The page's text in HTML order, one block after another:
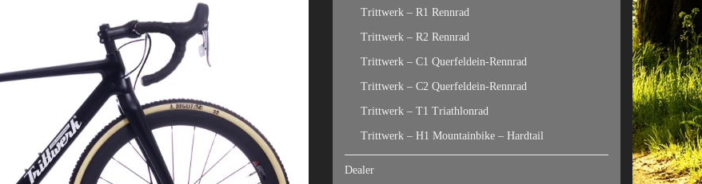
Trittwerk – R1 Rennrad
Trittwerk – R2 Rennrad
Trittwerk – C1 Querfeldein-Rennrad
Trittwerk – C2 Querfeldein-Rennrad
Trittwerk – T1 Triathlonrad
Trittwerk – H1 Mountainbike – Hardtail
Dealer